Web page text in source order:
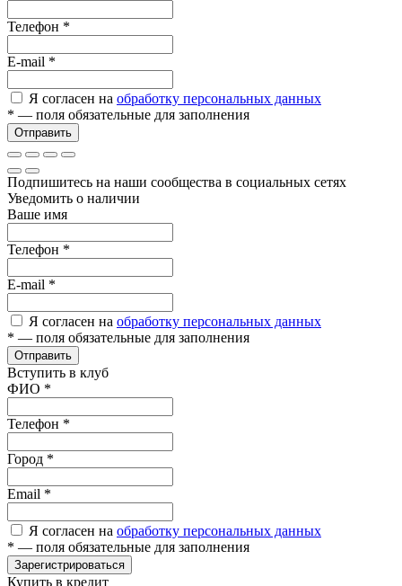
Телефон *
E-mail *
Я согласен на обработку персональных данных
* — поля обязательные для заполнения
Отправить
Подпишитесь на наши сообщества в социальных сетях
Уведомить о наличии
Ваше имя
Телефон *
E-mail *
Я согласен на обработку персональных данных
* — поля обязательные для заполнения
Отправить
Вступить в клуб
ФИО *
Телефон *
Город *
Email *
Я согласен на обработку персональных данных
* — поля обязательные для заполнения
Зарегистрироваться
Купить в кредит